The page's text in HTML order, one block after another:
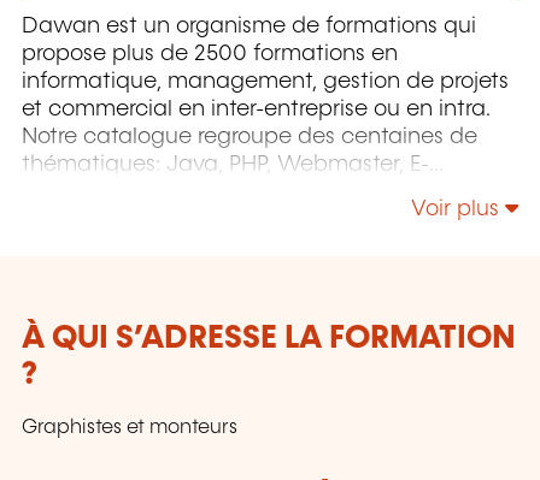
Dawan est un organisme de formations qui
propose plus de 2500 formations en
informatique, management, gestion de projets
et commercial en inter-entreprise ou en intra.
Notre catalogue regroupe des centaines de
thématiques: Java, PHP, Webmaster, E-
Autocad, Photoshop, l'intelligence artificielle,
Voir plus
À QUI S’ADRESSE LA FORMATION
?
Graphistes et monteurs